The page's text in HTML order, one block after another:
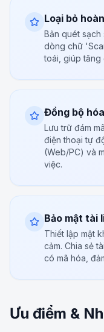
Loại bỏ
Bản quét
dòng chữ
toái, giúp tăng
Đồng bộ
Lưu trữ đám
điện thoại tự
(Web/PC) và
việc.
Bảo mật tài
Thiết lập mật
cảm. Chia sẻ
có mã hóa,
Ưu điểm &